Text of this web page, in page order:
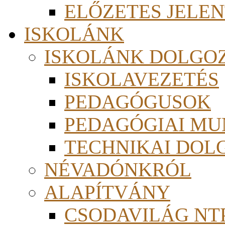
ELŐZETES
ISKOLÁNK
ISKOLÁNK
ISKOLAVEZETÉS
PEDAGÓGUSOK
PEDAGÓGIAI
TECHNIKAI
NÉVADÓNKRÓL
ALAPÍTVÁNY
CSODAVILÁG